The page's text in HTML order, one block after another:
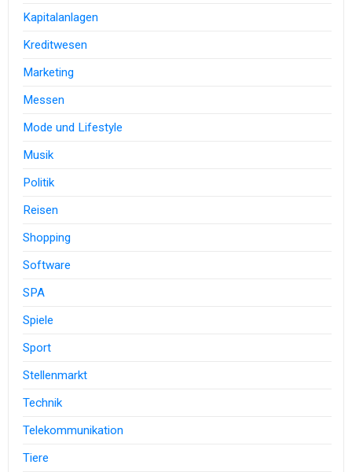
Kapitalanlagen
Kreditwesen
Marketing
Messen
Mode und Lifestyle
Musik
Politik
Reisen
Shopping
Software
SPA
Spiele
Sport
Stellenmarkt
Technik
Telekommunikation
Tiere